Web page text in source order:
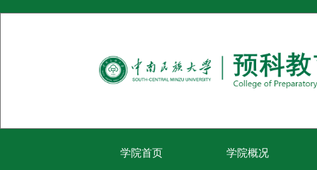
学院首页 学院概况